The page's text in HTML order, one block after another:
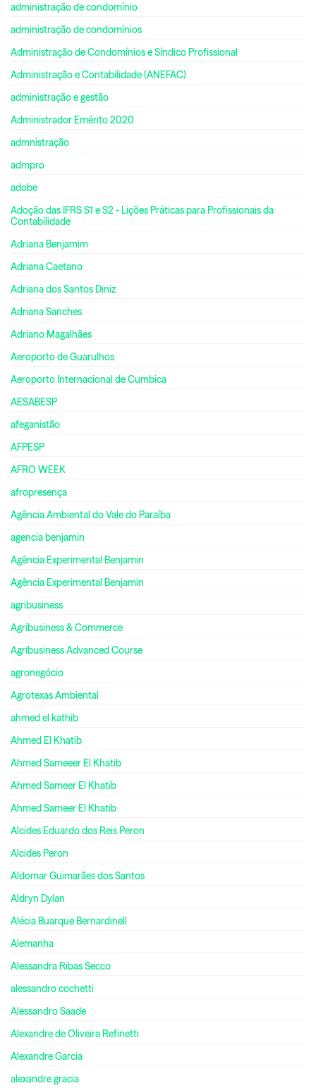
administração de condomínio
administração de condomínios
Administração de Condomínios e Síndico Profissional
Administração e Contabilidade (ANEFAC)
administração e gestão
Administrador Emérito 2020
admnistração
admpro
adobe
Adoção das IFRS S1 e S2 - Lições Práticas para Profissionais da
Contabilidade
Adriana Benjamim
Adriana Caetano
Adriana dos Santos Diniz
Adriana Sanches
Adriano Magalhães
Aeroporto de Guarulhos
Aeroporto Internacional de Cumbica
AESABESP
afeganistão
AFPESP
AFRO WEEK
afropresença
Agência Ambiental do Vale do Paraíba
agencia benjamin
Agência Experimental Benjamin
Agência Experimental Benjamin
agribusiness
Agribusiness & Commerce
Agribusiness Advanced Course
agronegócio
Agrotexas Ambiental
ahmed el kathib
Ahmed El Khatib
Ahmed Sameeer El Khatib
Ahmed Sameer El Khatib
Ahmed Sameer El Khatib
Alcides Eduardo dos Reis Peron
Alcides Peron
Aldomar Guimarães dos Santos
Aldryn Dylan
Alécia Buarque Bernardinell
Alemanha
Alessandra Ribas Secco
alessandro cochetti
Alessandro Saade
Alexandre de Oliveira Refinetti
Alexandre Garcia
alexandre gracia